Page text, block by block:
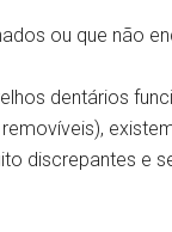
ou que não
dentários
discrepantes e